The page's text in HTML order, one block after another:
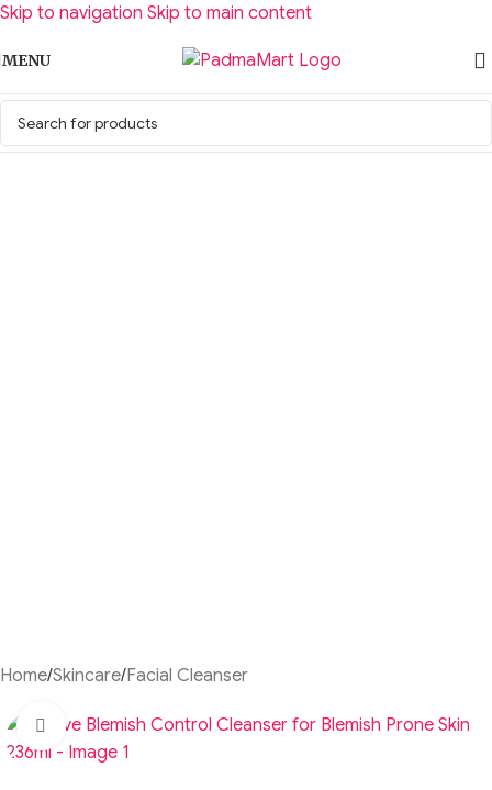
Skip to navigation Skip to main content
MENU
Home/Skincare/Facial Cleanser
Click to enlarge